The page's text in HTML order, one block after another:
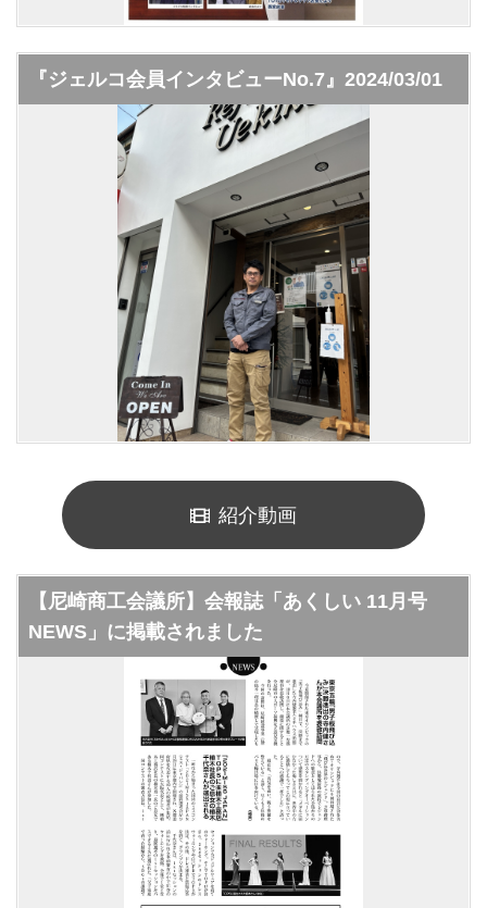
『ジェルコ会員インタビューNo.7』2024/03/01
紹介動画
【尼崎商工会議所】会報誌「あくしい 11月号
NEWS」に掲載されました